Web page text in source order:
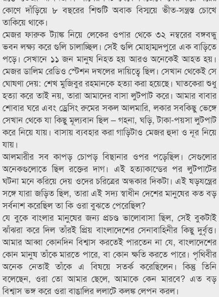
কোণে দাঁড়িয়ে ৮ বছরের শিশুটি অবাক বিস্ময়ে ভীত-সন্ত্রস্ত চোখে
তাকিয়ে থাকে।
মেজর ফারুক ট্যাঙ্ক নিয়ে লেকের ওপার থেকে ৩২ নম্বরের বঙ্গবন্ধু
ভবন লক্ষ্য করে গুলি চালাচ্ছিল। সেই গুলি মোহাম্মদপুরে এক বাড়িতে
পড়ে। সেখানে ১১ জন মানুষ নিহত হয় আরও অনেকেই আহত হয়।
মেজর ডালিম রেডিও স্টেশন দখলের দায়িত্বে ছিল। সেখান থেকেই সে
ঘোষণা দেয়: শেখ মুজিবুর রহমানকে হত্যা করা হয়েছে। ঘাতকেরা শুধু
হত্যা করে তাই নয়, তারা আমাদের বাসা লুটপাট করে। আমার বাবার
শোবার ঘরে এবং ড্রেসিং রুমের সকল আলমারি, লকার সবকিছু ভেঙ্গে
সেখান থেকে যা কিছু মূল্যবান ছিল – গহনা, ঘড়ি, টাকা-পয়সা লুটপাট
করে নিয়ে যায়। বাসায় ব্যবহার করা গাড়িটাও মেজর হুদা ও নূর নিয়ে
যায়।
আলমারীর সব কাপড় চোপড় বিছানার ওপর পড়েছিল। সেগুলোর
অনেকগুলোতে ছিল রক্তের দাগ। এই হত্যাকান্ডের পর লুটপাটের
ঘটনা মনে করিয়ে দেয় ওদের চরিত্রের অন্ধকার দিকটা। এই ষড়যন্ত্রের
সঙ্গে যারা জড়িত ছিল, তারা এই সদ্য স্বাধীন দেশের মানুষের কত বড়
সর্বনাশ করেছিল তা কি ওরা বুঝতে পেরেছিল?
যে বুকে বাংলার মানুষের জন্য প্রচণ্ড ভালোবাসা ছিল, সেই বুকটাই
ঝাঁঝরা করে দিল তাঁরই প্রিয় বাংলাদেশের সেনাবাহিনীর কিছু দুর্বৃত্ত।
আমার আব্বা কোনদিন বিশ্বাস করতেই পারতেন না যে, বাংলাদেশের
কোন মানুষ তাঁকে মারতে পারে, বা কোন ক্ষতি করতে পারে। পৃথিবীর
অনেক নেতাই তাঁকে এ বিষয়ে সতর্ক করেছিলেন। কিন্তু তিনি
বলেছেন, ওরা তো আমার ছেলে, আমাকে কেন মারবে? এত বড়
বিশ্বাস ভঙ্গ করে ওরা বাঙালির ললাটে কলঙ্ক লেপন করল।